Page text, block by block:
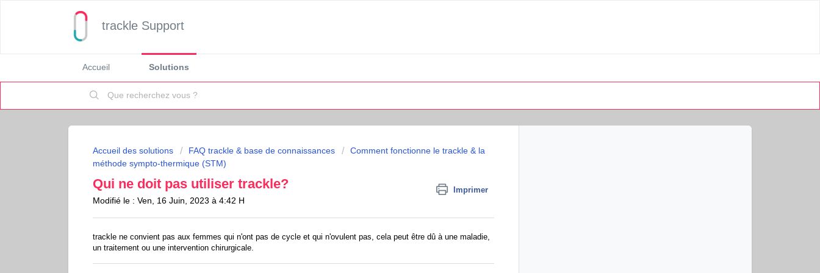
trackle Support
Accueil Solutions
Accueil des solutions FAQ trackle & base de connaissances
Comment fonctionne le trackle & la
méthode sympto-thermique (STM)
Qui ne doit pas utiliser trackle? Imprimer
Modifié le : Ven, 16 Juin, 2023 à 4:42 H
trackle ne convient pas aux femmes qui n'ont pas de cycle et qui n'ovulent pas, cela peut être dû à une maladie,
un traitement ou une intervention chirurgicale.